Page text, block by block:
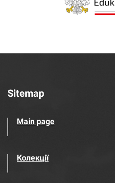
Sitemap
Main page
Колекції